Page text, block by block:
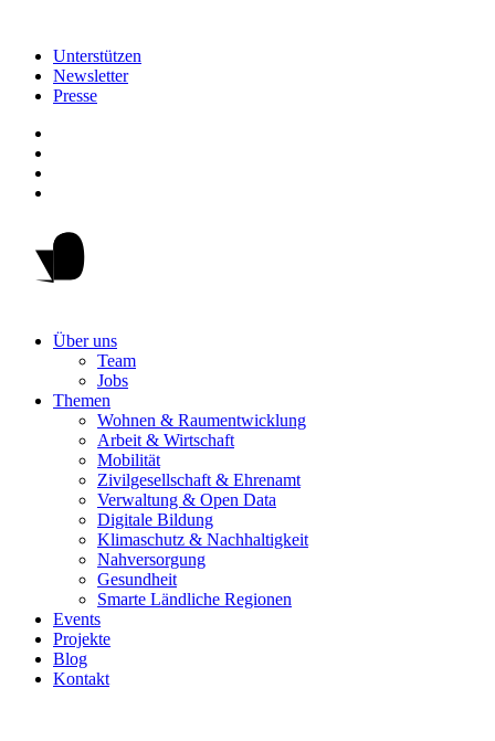
Unterstützen
Newsletter
Presse
Über uns
Team
Jobs
Themen
Wohnen & Raumentwicklung
Arbeit & Wirtschaft
Mobilität
Zivilgesellschaft & Ehrenamt
Verwaltung & Open Data
Digitale Bildung
Klimaschutz & Nachhaltigkeit
Nahversorgung
Gesundheit
Smarte Ländliche Regionen
Events
Projekte
Blog
Kontakt